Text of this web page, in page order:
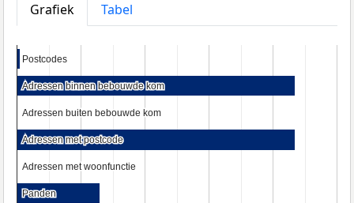
Grafiek
Tabel
Postcodes
Postcodes
Adressen binnen bebouwde kom
Adressen binnen bebouwde kom
Adressen buiten bebouwde kom
Adressen buiten bebouwde kom
Adressen met postcode
Adressen met postcode
Adressen met woonfunctie
Adressen met woonfunctie
Panden
Panden